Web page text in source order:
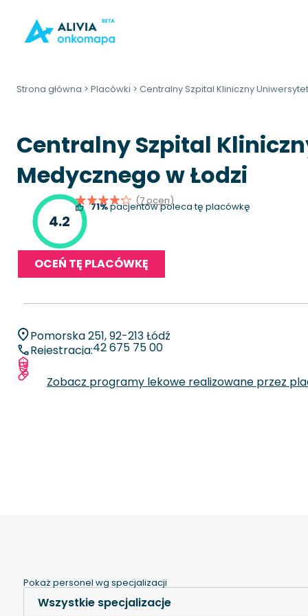
Strona główna > Placówki > Centralny Szpital Kliniczny
Centralny Szpital
Medycznego w Łodzi
4.2
(7 ocen)
71%pacjentów poleca tę placówkę
OCEŃ TĘ PLACÓWKĘ
Pomorska 251, 92-213 Łódź
Rejestracja:42 675 75 00
Zobacz specjalizacje oraz liczby zabiegów
Zobacz programy lekowe realizowane przez
Pokaż personel wg specjalizacji